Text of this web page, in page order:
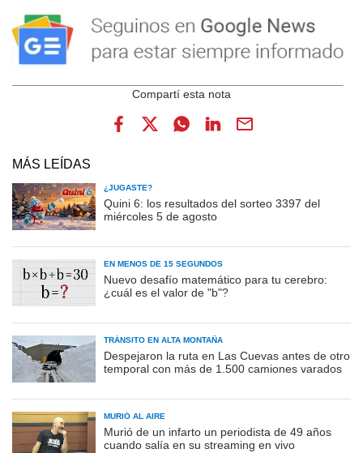
MÁS LEÍDAS
¿JUGASTE?
Quini 6: los resultados del sorteo 3397 del
miércoles 5 de agosto
EN MENOS DE 15 SEGUNDOS
Nuevo desafío matemático para tu cerebro:
¿cuál es el valor de "b"?
TRÁNSITO EN ALTA MONTAÑA
Despejaron la ruta en Las Cuevas antes de otro
temporal con más de 1.500 camiones varados
MURIÓ AL AIRE
Murió de un infarto un periodista de 49 años
cuando salía en su streaming en vivo